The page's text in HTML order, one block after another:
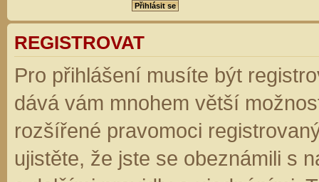
REGISTROVAT
Pro přihlášení musíte být
dává vám mnohem větší
rozšířené pravomoci
ujistěte, že jste se obeznámili s